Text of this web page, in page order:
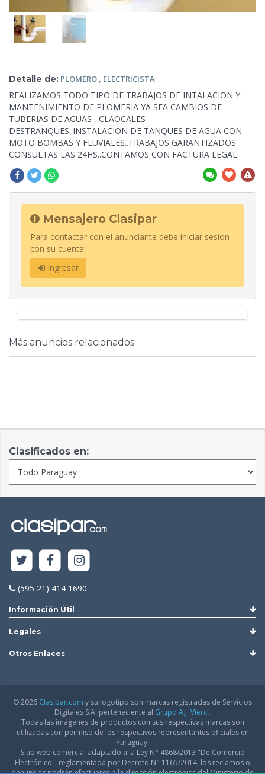
Detalle de: PLOMERO , ELECTRICISTA
REALIZAMOS TODO TIPO DE TRABAJOS DE INTALACION Y
MANTENIMIENTO DE PLOMERIA YA SEA CAMBIOS DE
TUBERIAS DE AGUAS , CLAOCALES
DESTRANQUES..INSTALACION DE TANQUES DE AGUA CON
MOTO BOMBAS Y FLUVIALES..TRABAJOS GARANTIZADOS
CONSULTAS LAS 24HS..CONTAMOS CON FACTURA LEGAL
Mensajero Clasipar
Para contactar con el anunciante debe iniciar sesion
con su cuenta!
Ingresar
Más anuncios relacionados
Clasificados en:
(595 21) 414 1690
Información Útil
Legales
Otros Enlaces
© 2026 Clasipar.com y su logotipo son marcas registradas de Servicios
Digitales S.A. perteneciente al Grupo A.J. Vierci.
Todas las imágenes de productos con sus respectivas marcas son
utilizadas con permiso de los respectivos representantes oficiales en
Paraguay.
Sitio web comercial adaptado a la Ley N° 4868/2013 "De Comercio
Electrónico", reglamentada por Decreto N° 1165/2014, los reclamos o